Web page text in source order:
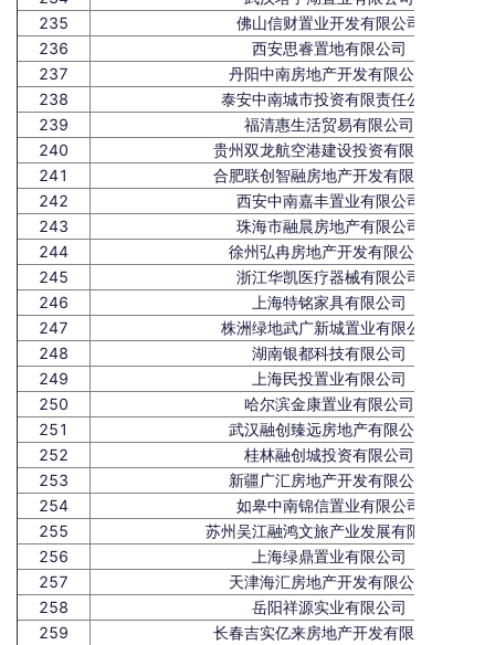
235
佛山信财置业开发有限公司
236
西安思睿置地有限公司
237
丹阳中南房地产开发有限公司
238
泰安中南城市投资有限责任公司
239
福清惠生活贸易有限公司
240
贵州双龙航空港建设投资有限公司
241
合肥联创智融房地产开发有限公司
242
西安中南嘉丰置业有限公司
243
珠海市融晨房地产有限公司
244
徐州弘冉房地产开发有限公司
245
浙江华凯医疗器械有限公司
246
上海特铭家具有限公司
247
株洲绿地武广新城置业有限公司
248
湖南银都科技有限公司
249
上海民投置业有限公司
250
哈尔滨金康置业有限公司
251
武汉融创臻远房地产有限公司
252
桂林融创城投资有限公司
253
新疆广汇房地产开发有限公司
254
如皋中南锦信置业有限公司
255
苏州吴江融鸿文旅产业发展有限公司
256
上海绿鼎置业有限公司
257
天津海汇房地产开发有限公司
258
岳阳祥源实业有限公司
259
长春吉实亿来房地产开发有限公司